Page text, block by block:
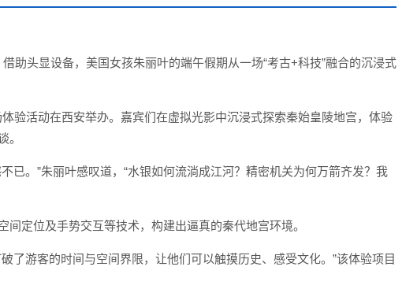
助头显设备，美国女孩朱丽叶的端午假期从一场“考古+科技”融合的沉浸式
活动在西安举办。嘉宾们在虚拟光影中沉浸式探索秦始皇陵地宫，体验
。
已。”朱丽叶感叹道，“水银如何流淌成江河？精密机关为何万箭齐发？我
定位及手势交互等技术，构建出逼真的秦代地宫环境。
了游客的时间与空间界限，让他们可以触摸历史、感受文化。”该体验项目